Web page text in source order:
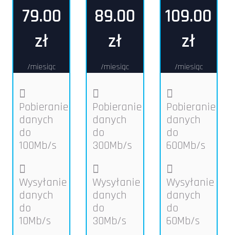
79.00
zł
/miesiąc
Pobieranie
danych
do
100Mb/s
Wysyłanie
danych
do
10Mb/s
89.00
zł
/miesiąc
Pobieranie
danych
do
300Mb/s
Wysyłanie
danych
do
30Mb/s
109.00
zł
/miesiąc
Pobieranie
danych
do
600Mb/s
Wysyłanie
danych
do
60Mb/s